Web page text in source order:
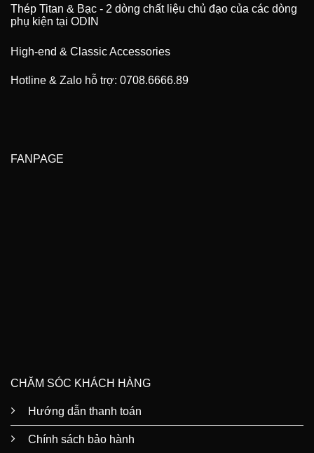
Thép Titan & Bạc - 2 dòng chất liệu chủ đạo của các dòng
phụ kiện tại ODIN
High-end & Classic Accessories
Hotline & Zalo hỗ trợ: 0708.6666.89
CHĂM SÓC KHÁCH HÀNG
Hướng dẫn thanh toán
Chính sách bảo hành
FANPAGE